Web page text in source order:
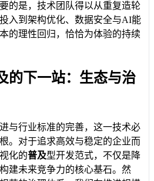
的是，技术团队得以从重复造轮
入到架构优化、数据安全与AI能
的理性回归，恰恰为体验的持续
的下一站：生态与治
与行业标准的完善，这一技术必
。对于追求高效与稳定的企业而
化的普及型开发范式，不仅是降
建未来竞争力的核心基石。然